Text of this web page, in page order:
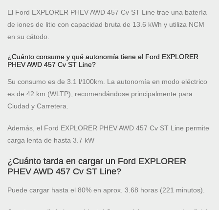
El Ford EXPLORER PHEV AWD 457 Cv ST Line trae una batería
de iones de litio con capacidad bruta de 13.6 kWh y utiliza NCM
en su cátodo.
¿Cuánto consume y qué autonomía tiene el Ford EXPLORER
PHEV AWD 457 Cv ST Line?
Su consumo es de 3.1 l/100km. La autonomía en modo eléctrico
es de 42 km (WLTP), recomendándose principalmente para
Ciudad y Carretera.
Además, el Ford EXPLORER PHEV AWD 457 Cv ST Line permite
carga lenta de hasta 3.7 kW
¿Cuánto tarda en cargar un Ford EXPLORER
PHEV AWD 457 Cv ST Line?
Puede cargar hasta el 80% en aprox. 3.68 horas (221 minutos).